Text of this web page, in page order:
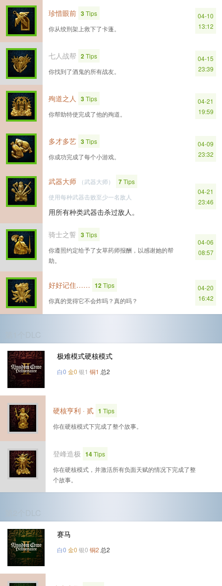
珍惜眼前 3Tips
你从绞刑架上救下了卡蓬。
04-10
13:12
七人战帮 2Tips
你找到了酒鬼的所有战友。
04-15
23:39
殉道之人 3Tips
你帮助特使完成了他的殉道。
04-21
19:59
多才多艺 3Tips
你成功完成了每个小游戏。
04-09
23:32
武器大师 （武器大师） 7Tips
使用每种武器击败至少一名敌人
用所有种类武器击杀过敌人。
04-21
23:46
骑士之誓 3Tips
你遵照约定给予了女草药师报酬，以感谢她的帮
助。
04-06
08:57
好好记住…… 12Tips
你真的觉得它不会炸吗？真的吗？
04-20
16:42
极难模式硬核模式
白0 金0 银1 铜1 总2
硬核亨利 · 贰 1 Tips
你在硬核模式下完成了整个故事。
登峰造极 14Tips
你在硬核模式，并激活所有负面天赋的情况下完成了整
个故事。
赛马
白0 金0 银0 铜2 总2